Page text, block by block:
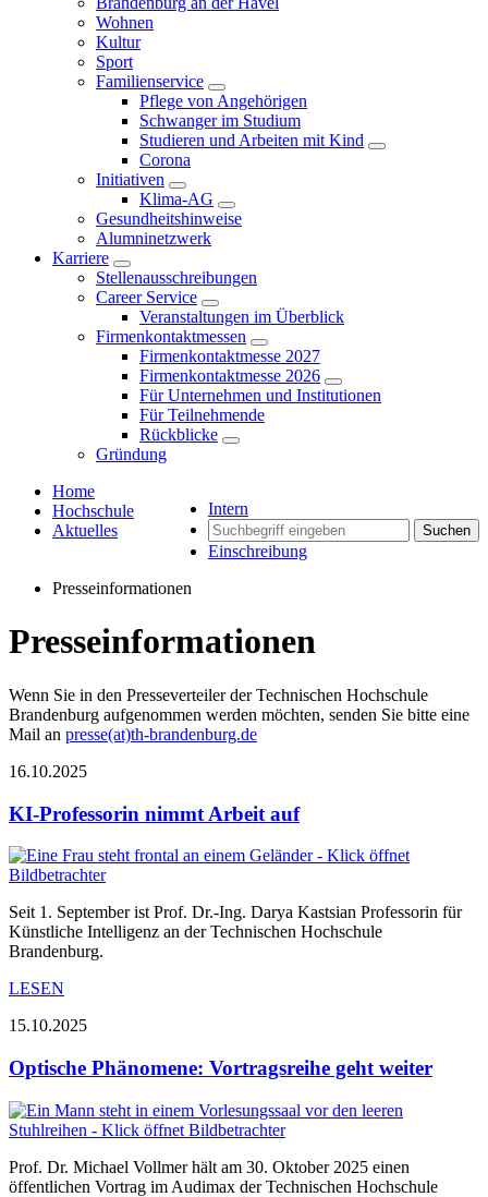
Wohnen
Kultur
Sport
Familienservice
Pflege von Angehörigen
Schwanger im Studium
Studieren und Arbeiten mit Kind
Corona
Initiativen
Klima-AG
Gesundheitshinweise
Alumninetzwerk
Karriere
Stellenausschreibungen
Career Service
Veranstaltungen im Überblick
Firmenkontaktmessen
Firmenkontaktmesse 2027
Firmenkontaktmesse 2026
Für Unternehmen und Institutionen
Für Teilnehmende
Rückblicke
Gründung
Intern
Suchen
Einschreibung
Home
Hochschule
Aktuelles
Presseinformationen
Presseinformationen
Wenn Sie in den Presseverteiler der Technischen Hochschule
Brandenburg aufgenommen werden möchten, senden Sie bitte eine
Mail an presse(at)th-brandenburg.de
16.10.2025
KI-Professorin nimmt Arbeit auf
Seit 1. September ist Prof. Dr.-Ing. Darya Kastsian Professorin für
Künstliche Intelligenz an der Technischen Hochschule
Brandenburg.
LESEN
15.10.2025
Optische Phänomene: Vortragsreihe geht weiter
Prof. Dr. Michael Vollmer hält am 30. Oktober 2025 einen
öffentlichen Vortrag im Audimax der Technischen Hochschule